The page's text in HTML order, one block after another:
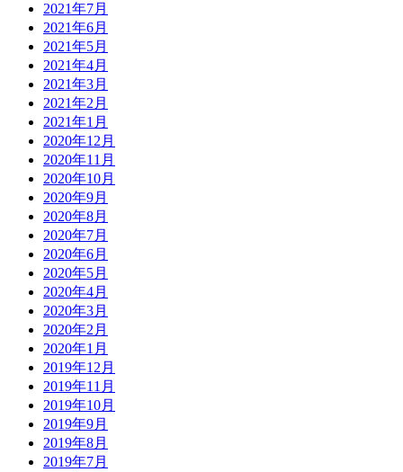
2021年7月
2021年6月
2021年5月
2021年4月
2021年3月
2021年2月
2021年1月
2020年12月
2020年11月
2020年10月
2020年9月
2020年8月
2020年7月
2020年6月
2020年5月
2020年4月
2020年3月
2020年2月
2020年1月
2019年12月
2019年11月
2019年10月
2019年9月
2019年8月
2019年7月